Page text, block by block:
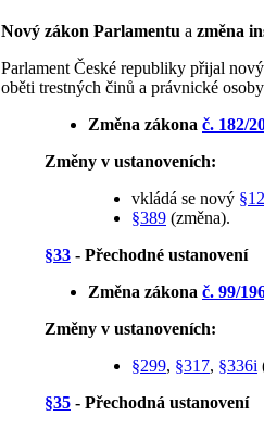
Nový zákon Parlamentu a změna
Parlament České republiky přijal
oběti trestných činů a právnické
Změna zákona č. 182/
Změny v ustanoveních:
vkládá se nový
§389 (změna).
§33 - Přechodné ustanovení
Změna zákona č. 99/
Změny v ustanoveních:
§299, §317, §336i
§35 - Přechodná ustanovení